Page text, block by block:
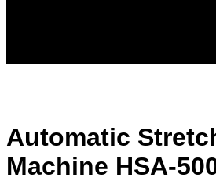
Automatic
Machine HSA-